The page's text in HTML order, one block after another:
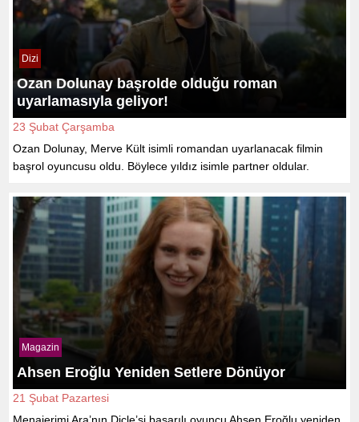
Dizi
Ozan Dolunay başrolde olduğu roman
uyarlamasıyla geliyor!
23 Şubat Çarşamba
Ozan Dolunay, Merve Kült isimli romandan uyarlanacak filmin
başrol oyuncusu oldu. Böylece yıldız isimle partner oldular.
Magazin
Ahsen Eroğlu Yeniden Setlere Dönüyor
21 Şubat Pazartesi
Menajerimi Ara’nın Dicle’si başarılı oyuncu Ahsen Eroğlu yeniden